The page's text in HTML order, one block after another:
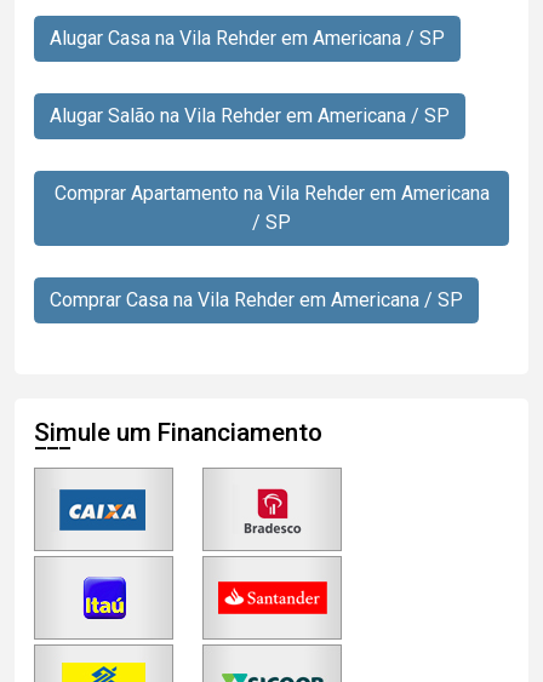
Alugar Casa na Vila Rehder em Americana / SP
Alugar Salão na Vila Rehder em Americana / SP
Comprar Apartamento na Vila Rehder em Americana
/ SP
Comprar Casa na Vila Rehder em Americana / SP
Simule um Financiamento